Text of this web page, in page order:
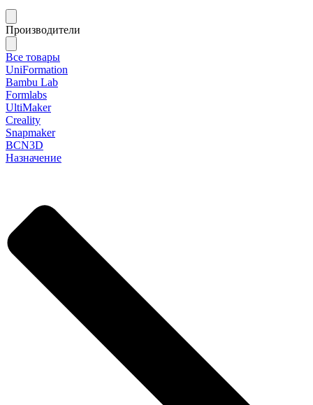
Производители
Все товары
UniFormation
Bambu Lab
Formlabs
UltiMaker
Creality
Snapmaker
BCN3D
Назначение